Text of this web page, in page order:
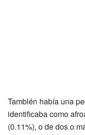
También había una
identificaba como
(0.11%), o de dos o